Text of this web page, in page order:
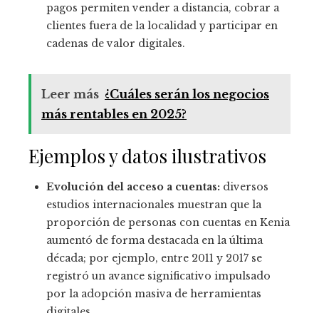
pagos permiten vender a distancia, cobrar a
clientes fuera de la localidad y participar en
cadenas de valor digitales.
Leer más ¿Cuáles serán los negocios
más rentables en 2025?
Ejemplos y datos ilustrativos
Evolución del acceso a cuentas: diversos
estudios internacionales muestran que la
proporción de personas con cuentas en Kenia
aumentó de forma destacada en la última
década; por ejemplo, entre 2011 y 2017 se
registró un avance significativo impulsado
por la adopción masiva de herramientas